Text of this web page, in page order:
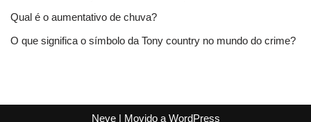
Qual é o aumentativo de chuva?
O que significa o símbolo da Tony country no mundo do crime?
Neve| Movido a WordPress